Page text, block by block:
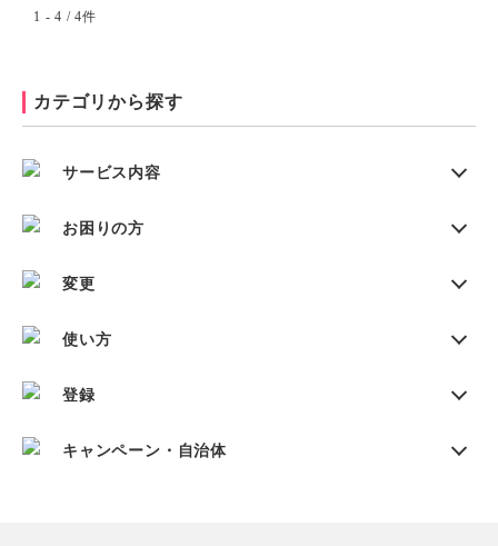
1 - 4 / 4件
カテゴリから探す
サービス内容
お困りの方
変更
使い方
登録
キャンペーン・自治体